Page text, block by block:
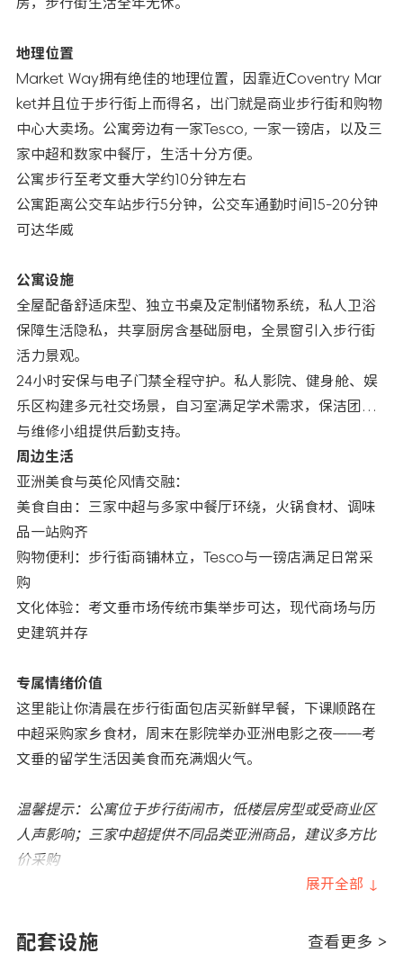
地理位置
Market Way拥有绝佳的地理位置，因靠近Coventry Mar
ket并且位于步行街上而得名，出门就是商业步行街和购物
中心大卖场。公寓旁边有一家Tesco, 一家一镑店，以及三
家中超和数家中餐厅，生活十分方便。
公寓步行至考文垂大学约10分钟左右
公寓距离公交车站步行5分钟，公交车通勤时间15-20分钟
可达华威
公寓设施
全屋配备舒适床型、独立书桌及定制储物系统，私人卫浴
保障生活隐私，共享厨房含基础厨电，全景窗引入步行街
活力景观。
24小时安保与电子门禁全程守护。私人影院、健身舱、娱
乐区构建多元社交场景，自习室满足学术需求，保洁团队
与维修小组提供后勤支持。
周边生活
亚洲美食与英伦风情交融：
美食自由：三家中超与多家中餐厅环绕，火锅食材、调味
品一站购齐
购物便利：步行街商铺林立，Tesco与一镑店满足日常采
购
文化体验：考文垂市场传统市集举步可达，现代商场与历
史建筑并存
专属情绪价值
这里能让你清晨在步行街面包店买新鲜早餐，下课顺路在
中超采购家乡食材，周末在影院举办亚洲电影之夜——考
文垂的留学生活因美食而充满烟火气。
温馨提示：公寓位于步行街闹市，低楼层房型或受商业区
人声影响；三家中超提供不同品类亚洲商品，建议多方比
价采购
展开全部 ↓
配套设施 查看更多 >